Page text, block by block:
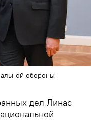
обороны
дел Линас